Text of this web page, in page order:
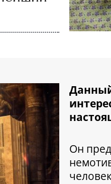
Д
Он